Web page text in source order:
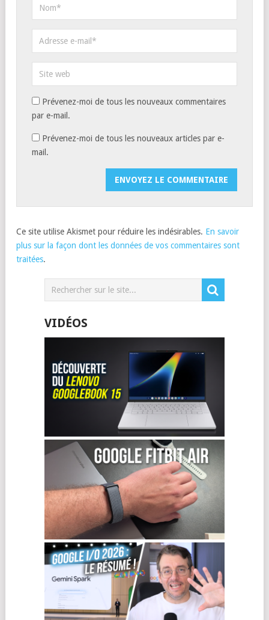
Prévenez-moi de tous les nouveaux commentaires
par e-mail.
Prévenez-moi de tous les nouveaux articles par e-
mail.
Ce site utilise Akismet pour réduire les indésirables. En savoir
plus sur la façon dont les données de vos commentaires sont
traitées.
VIDÉOS